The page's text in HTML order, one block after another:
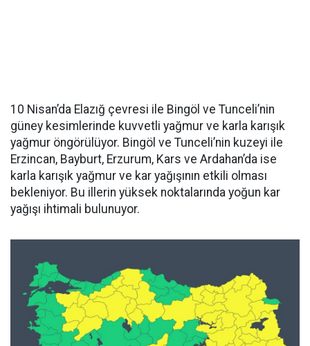
10 Nisan’da Elazığ çevresi ile Bingöl ve Tunceli’nin
güney kesimlerinde kuvvetli yağmur ve karla karışık
yağmur öngörülüyor. Bingöl ve Tunceli’nin kuzeyi ile
Erzincan, Bayburt, Erzurum, Kars ve Ardahan’da ise
karla karışık yağmur ve kar yağışının etkili olması
bekleniyor. Bu illerin yüksek noktalarında yoğun kar
yağışı ihtimali bulunuyor.